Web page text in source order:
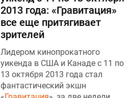
2013 года: «Гравитация»
все еще притягивает
зрителей
Лидером кинопрокатного
уикенда в США и Канаде с 11 по
13 октября 2013 года стал
фантастический экшн